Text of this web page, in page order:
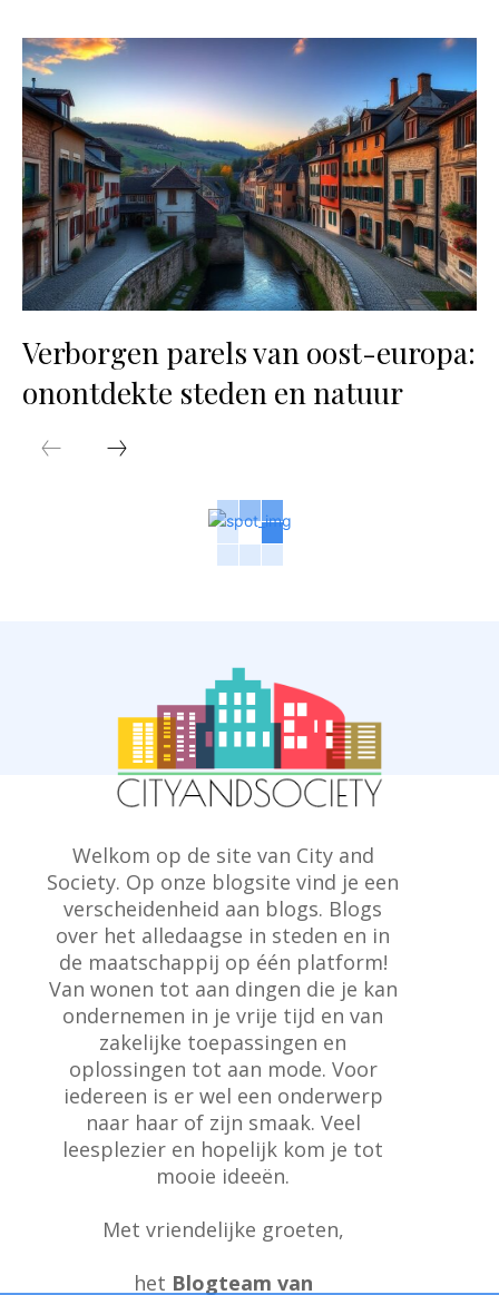
Verborgen parels van oost-europa:
onontdekte steden en natuur
Welkom op de site van City and
Society. Op onze blogsite vind je een
verscheidenheid aan blogs. Blogs
over het alledaagse in steden en in
de maatschappij op één platform!
Van wonen tot aan dingen die je kan
ondernemen in je vrije tijd en van
zakelijke toepassingen en
oplossingen tot aan mode. Voor
iedereen is er wel een onderwerp
naar haar of zijn smaak. Veel
leesplezier en hopelijk kom je tot
mooie ideeën.
Met vriendelijke groeten,
het Blogteam van